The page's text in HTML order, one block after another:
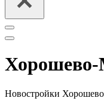
Меню
навигации
Меню
Новостройки